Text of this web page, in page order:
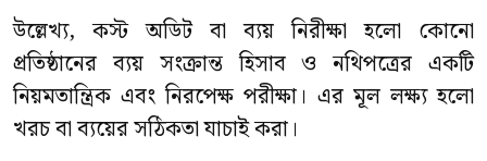
উল্লেখ্য, কস্ট অডিট বা ব্যয় নিরীক্ষা হলো কোনো
প্রতিষ্ঠানের ব্যয় সংক্রান্ত হিসাব ও নথিপত্রের একটি
নিয়মতান্ত্রিক এবং নিরপেক্ষ পরীক্ষা। এর মূল লক্ষ্য হলো
খরচ বা ব্যয়ের সঠিকতা যাচাই করা।